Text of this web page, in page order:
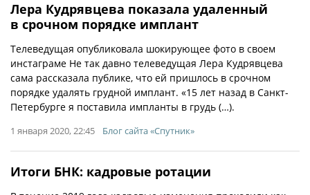
Лера Кудрявцева показала удаленный
в срочном порядке имплант
Телеведущая опубликовала шокирующее фото в своем
инстаграме Не так давно телеведущая Лера Кудрявцева
сама рассказала публике, что ей пришлось в срочном
порядке удалять грудной имплант. «15 лет назад в Санкт-
Петербурге я поставила импланты в грудь (…).
1 января 2020, 22:45 Блог сайта «Спутник»
Итоги БНК: кадровые ротации